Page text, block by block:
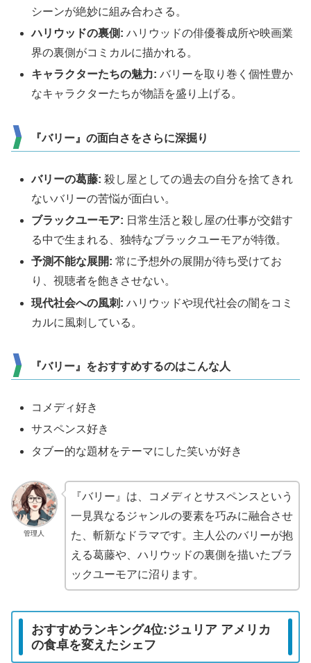
シーンが絶妙に組み合わさる。
ハリウッドの裏側: ハリウッドの俳優養成所や映画業
界の裏側がコミカルに描かれる。
キャラクターたちの魅力:バリーを取り巻く個性豊か
なキャラクターたちが物語を盛り上げる。
『バリー』の面白さをさらに深掘り
バリーの葛藤:殺し屋としての過去の自分を捨てきれ
ないバリーの苦悩が面白い。
ブラックユーモア: 日常生活と殺し屋の仕事が交錯す
る中で生まれる、独特なブラックユーモアが特徴。
予測不能な展開: 常に予想外の展開が待ち受けてお
り、視聴者を飽きさせない。
現代社会への風刺:ハリウッドや現代社会の闇をコミ
カルに風刺している。
『バリー』をおすすめするのはこんな人
コメディ好き
サスペンス好き
タブー的な題材をテーマにした笑いが好き
管理人
『バリー』は、コメディとサスペンスという
一見異なるジャンルの要素を巧みに融合させ
た、斬新なドラマです。主人公のバリーが抱
える葛藤や、ハリウッドの裏側を描いたブラ
ックユーモアに沼ります。
おすすめランキング4位:ジュリア アメリカ
の食卓を変えたシェフ